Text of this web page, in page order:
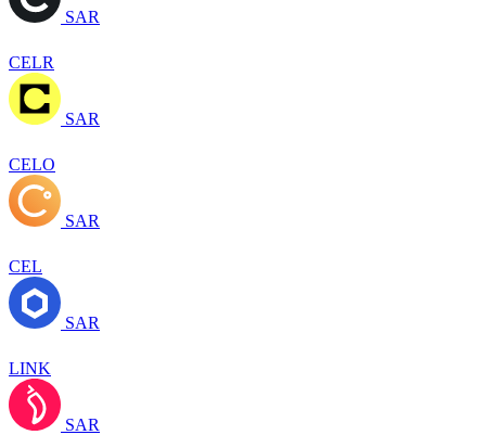
SAR
CELR
SAR
CELO
SAR
CEL
SAR
LINK
SAR